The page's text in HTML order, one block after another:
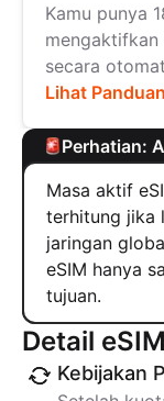
Kamu punya
mengaktifkan
secara
Lihat
Perhatian:
Masa aktif
terhitung jika
jaringan
eSIM hanya
tujuan.
Detail eSIM
Kebijakan